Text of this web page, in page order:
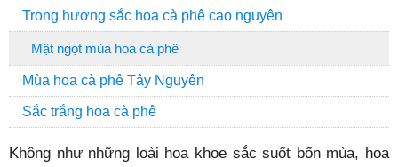
Trong hương sắc hoa cà phê cao nguyên
Mật ngọt mùa hoa cà phê
Mùa hoa cà phê Tây Nguyên
Sắc trắng hoa cà phê
Không như những loài hoa khoe sắc suốt bốn mùa, hoa